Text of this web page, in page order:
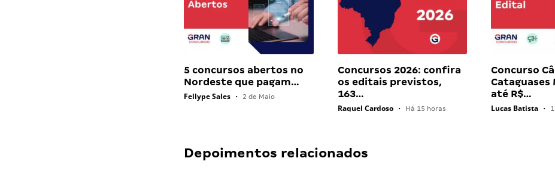
5 concursos abertos no
Nordeste que pagam…
Fellype Sales • 2 de Maio
Concursos 2026: confira
os editais previstos,
163…
Raquel Cardoso • Há 15 horas
Concurso
Cataguases
até R$…
Lucas Batista •
Depoimentos relacionados